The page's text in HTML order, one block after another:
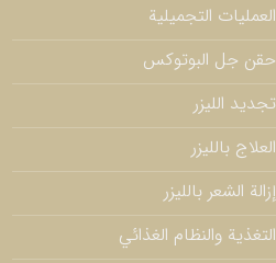
العمليات التجميلية
حقن جل البوتوكس
تجديد الليزر
العلاج بالليزر
إزالة الشعر بالليزر
التغذية والنظام الغذائي